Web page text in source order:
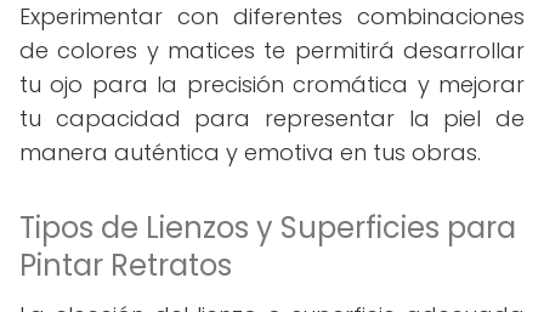
Experimentar con diferentes combinaciones
de colores y matices te permitirá desarrollar
tu ojo para la precisión cromática y mejorar
tu capacidad para representar la piel de
manera auténtica y emotiva en tus obras.
Tipos de Lienzos y Superficies para
Pintar Retratos